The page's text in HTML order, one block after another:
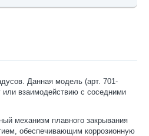
Данная модель (арт. 701-
или взаимодействию с соседними
механизм плавного закрывания
обеспечивающим коррозионную